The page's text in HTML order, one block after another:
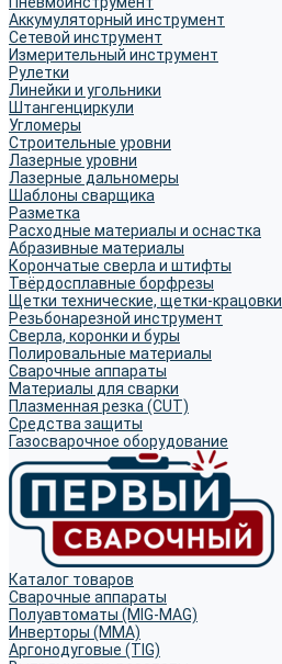
Аккумуляторный инструмент
Сетевой инструмент
Измерительный инструмент
Рулетки
Линейки и угольники
Штангенциркули
Угломеры
Строительные уровни
Лазерные уровни
Лазерные дальномеры
Шаблоны сварщика
Разметка
Расходные материалы и оснастка
Абразивные материалы
Корончатые сверла и штифты
Твёрдосплавные борфрезы
Щетки технические, щетки-крацовки
Резьбонарезной инструмент
Сверла, коронки и буры
Полировальные материалы
Сварочные аппараты
Материалы для сварки
Плазменная резка (CUT)
Средства защиты
Газосварочное оборудование
Каталог товаров
Сварочные аппараты
Полуавтоматы (MIG-MAG)
Инверторы (MMA)
Аргонодуговые (TIG)